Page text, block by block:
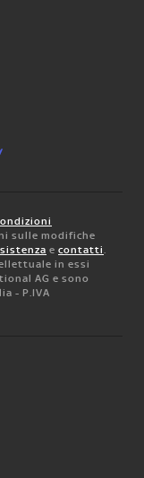
sulle modifiche
e contatti.
in essi
AG e sono
- P.IVA